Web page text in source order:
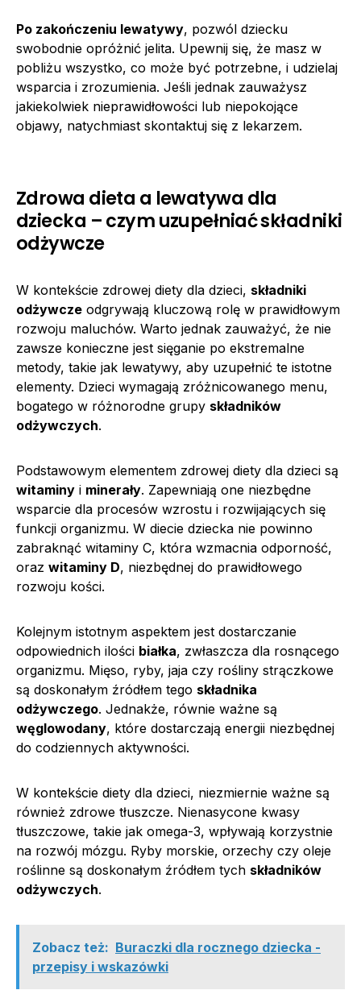
Po zakończeniu lewatywy, pozwól dziecku
swobodnie opróżnić jelita. Upewnij się, że masz w
pobliżu wszystko, co może być potrzebne, i udzielaj
wsparcia i zrozumienia. Jeśli jednak zauważysz
jakiekolwiek nieprawidłowości lub niepokojące
objawy, natychmiast skontaktuj się z lekarzem.
Zdrowa dieta a lewatywa dla
dziecka – czym uzupełniać składniki
odżywcze
W kontekście zdrowej diety dla dzieci, składniki
odżywcze odgrywają kluczową rolę w prawidłowym
rozwoju maluchów. Warto jednak zauważyć, że nie
zawsze konieczne jest sięganie po ekstremalne
metody, takie jak lewatywy, aby uzupełnić te istotne
elementy. Dzieci wymagają zróżnicowanego menu,
bogatego w różnorodne grupy składników
odżywczych.
Podstawowym elementem zdrowej diety dla dzieci są
witaminy i minerały. Zapewniają one niezbędne
wsparcie dla procesów wzrostu i rozwijających się
funkcji organizmu. W diecie dziecka nie powinno
zabraknąć witaminy C, która wzmacnia odporność,
oraz witaminy D, niezbędnej do prawidłowego
rozwoju kości.
Kolejnym istotnym aspektem jest dostarczanie
odpowiednich ilości białka, zwłaszcza dla rosnącego
organizmu. Mięso, ryby, jaja czy rośliny strączkowe
są doskonałym źródłem tego składnika
odżywczego. Jednakże, równie ważne są
węglowodany, które dostarczają energii niezbędnej
do codziennych aktywności.
W kontekście diety dla dzieci, niezmiernie ważne są
również zdrowe tłuszcze. Nienasycone kwasy
tłuszczowe, takie jak omega-3, wpływają korzystnie
na rozwój mózgu. Ryby morskie, orzechy czy oleje
roślinne są doskonałym źródłem tych składników
odżywczych.
Zobacz też: Buraczki dla rocznego dziecka -
przepisy i wskazówki